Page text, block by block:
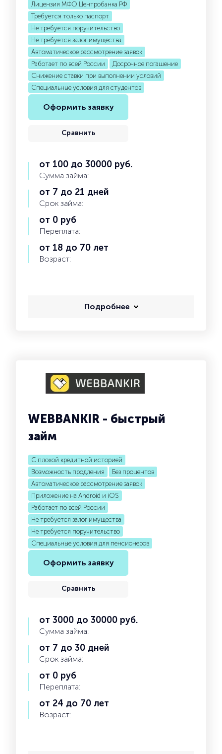
Лицензия МФО Центробанка РФ
Требуется только паспорт
Не требуется поручительство
Не требуется залог имущества
Автоматическое рассмотрение заявок
Работает по всей России
Досрочное погашение
Снижение ставки при выполнении условий
Специальные условия для студентов
Оформить заявку
Сравнить
от 100 до 30000 руб.
Сумма займа:
от 7 до 21 дней
Срок займа:
от 0 руб
Переплата:
от 18 до 70 лет
Возраст:
Подробнее
WEBBANKIR - быстрый
займ
С плохой кредитной историей
Возможность продления
Без процентов
Автоматическое рассмотрение заявок
Приложение на Android и iOS
Работает по всей России
Не требуется залог имущества
Не требуется поручительство
Специальные условия для пенсионеров
Оформить заявку
Сравнить
от 3000 до 30000 руб.
Сумма займа:
от 7 до 30 дней
Срок займа:
от 0 руб
Переплата:
от 24 до 70 лет
Возраст: